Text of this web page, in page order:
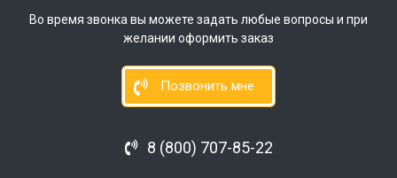
Во время звонка вы можете задать любые вопросы и при
желании оформить заказ
Позвонить мне
8 (800) 707-85-22